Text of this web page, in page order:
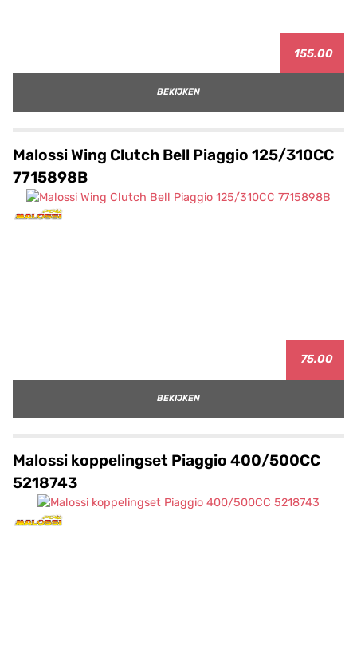
155.00
BEKIJKEN
Malossi Wing Clutch Bell Piaggio 125/310CC
7715898B
75.00
BEKIJKEN
Malossi koppelingset Piaggio 400/500CC
5218743